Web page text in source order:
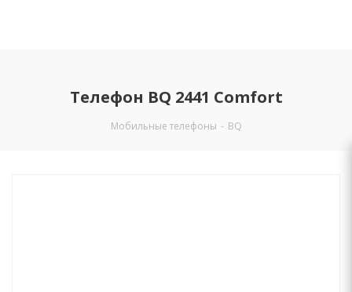
Телефон BQ 2441 Comfort
Мобильные телефоны - BQ